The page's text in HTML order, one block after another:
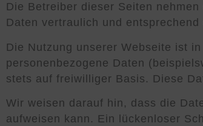
Die Betreiber dieser Seiten
Daten vertraulich und
Die Nutzung unserer Webseite ist
personenbezogene Daten
stets auf freiwilliger Basis. Diese
Wir weisen darauf hin, dass die
aufweisen kann. Ein lückenloser